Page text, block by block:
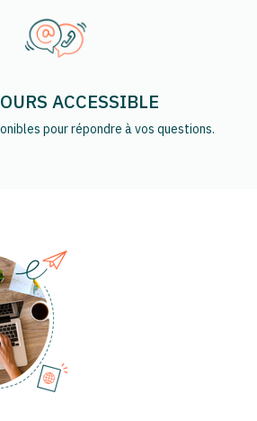
ACCESSIBLE
pour répondre à vos questions.